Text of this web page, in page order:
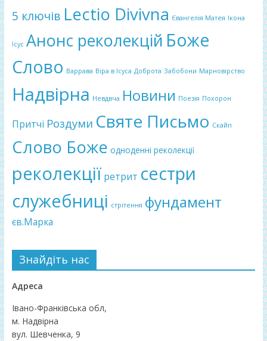
5 ключів Lectio Divivna Євангелія Матея Ікона
Ісус Анонс реколекцій Боже
Слово Варрава Віра в Ісуса Доброта Забобони Марновірство
Надвірна Невдвча Новини Поезія Похорон
Притчі Роздуми Святе Письмо Скайп
Слово Боже одноденні реколекції
реколекції ретрит сестри
служебниці стрітення фундамент
єв.Марка
Знайдіть нас
Адреса
Івано-Франківська обл,
м. Надвірна
вул. Шевченка, 9